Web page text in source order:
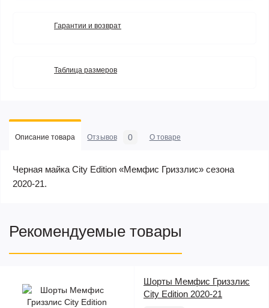
Гарантии и возврат
Таблица размеров
Описание товара Отзывов 0 О товаре
Черная майка City Edition «Мемфис Гриззлис» сезона
2020-21.
Рекомендуемые товары
Шорты Мемфис Гриззлис
City Edition 2020-21